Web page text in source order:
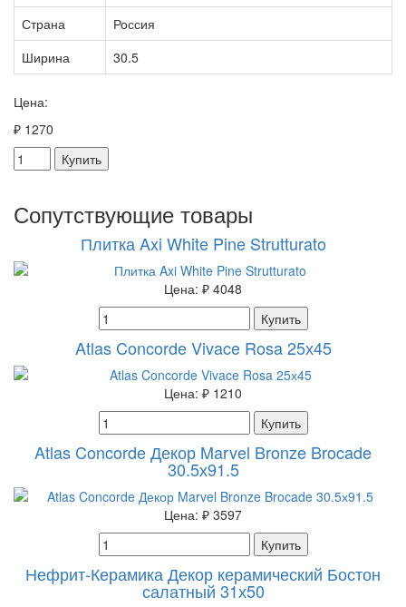
Страна
Россия
Ширина
30.5
Цена:
₽ 1270
Купить
Сопутствующие товары
Плитка Axi White Pine Strutturato
Цена: ₽ 4048
Купить
Atlas Concorde Vivace Rosa 25х45
Цена: ₽ 1210
Купить
Atlas Concorde Декор Marvel Bronze Brocade
30.5х91.5
Цена: ₽ 3597
Купить
Нефрит-Керамика Декор керамический Бостон
салатный 31х50